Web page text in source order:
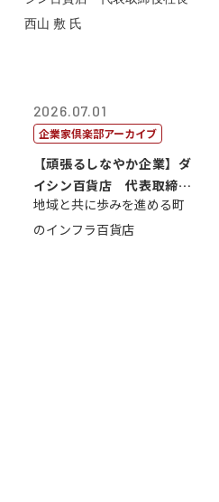
2026.07.01
企業家倶楽部アーカイブ
【頑張るしなやか企業】ダ
イシン百貨店 代表取締役
社長 西山 ...
地域と共に歩みを進める町
のインフラ百貨店